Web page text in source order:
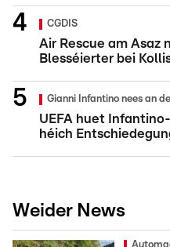
CGDIS
Air Rescue am Asaz
Blesséierter bei
Gianni Infantino nees an
UEFA huet
héich
Weider News